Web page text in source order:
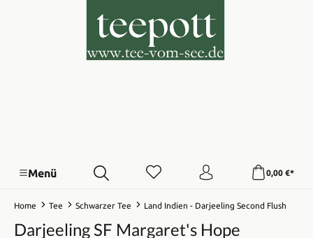
Menü 0,00 €*
Home Tee Schwarzer Tee Land Indien - Darjeeling Second Flush
Darjeeling SF Margaret's Hope